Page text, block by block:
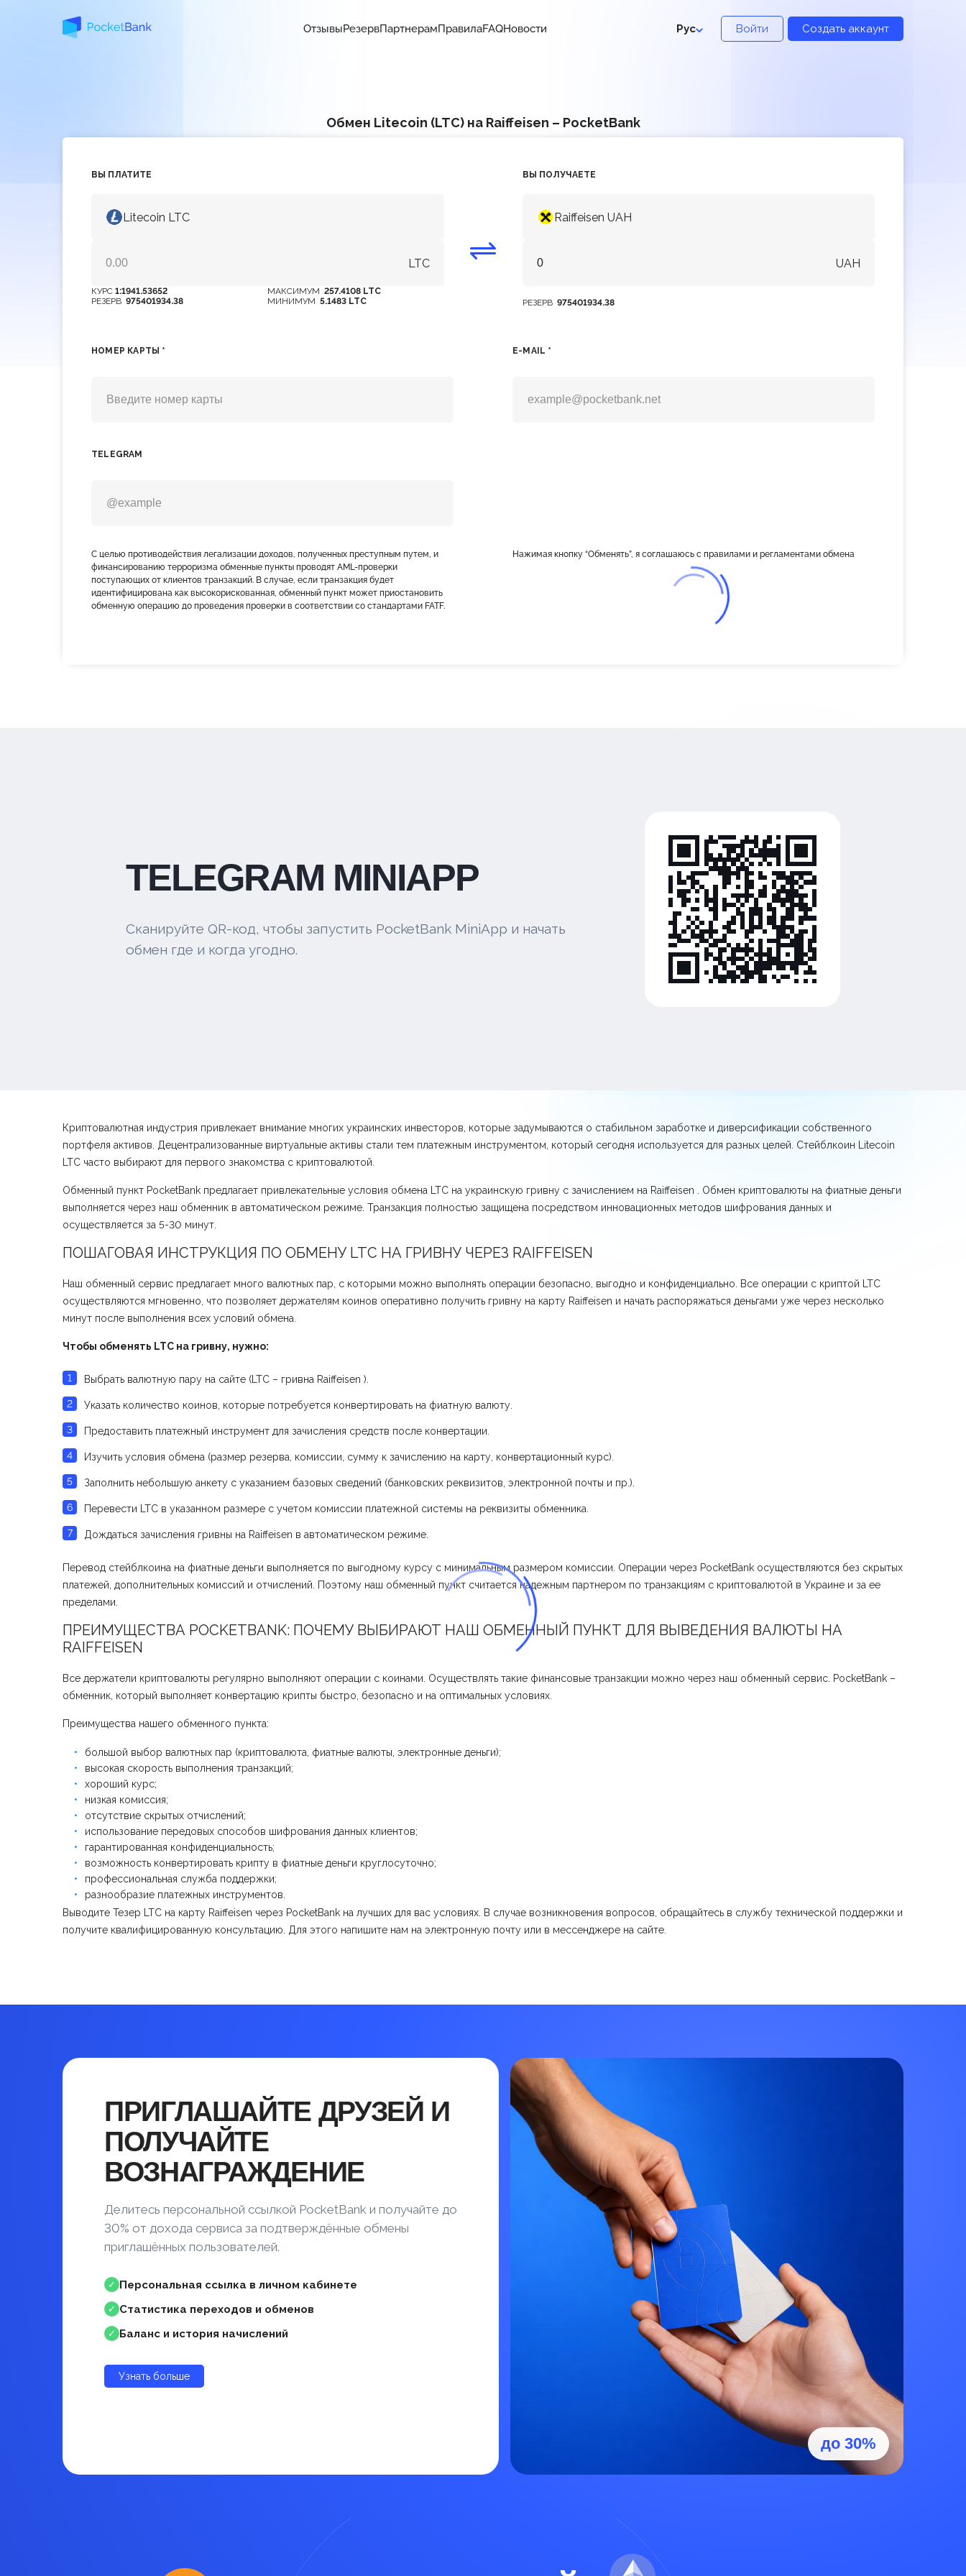
ОтзывыРезервПартнерамПравилаFAQНовости Рус Войти Создать аккаунт
Обмен Litecoin (LTC) на Raiffeisen – PocketBank
ВЫ ПЛАТИТЕ
Litecoin LTC
LTC
РЕЗЕРВ 975401934.38
КУРС 1:1941.53652
МИНИМУМ5.1483 LTC
МАКСИМУМ257.4108 LTC
ВЫ ПОЛУЧАЕТЕ
Raiffeisen UAH
UAH
РЕЗЕРВ 975401934.38
НОМЕР КАРТЫ * E-MAIL *
TELEGRAM
С целью противодействия легализации доходов, полученных преступным путем, и
финансированию терроризма обменные пункты проводят AML-проверки
поступающих от клиентов транзакций. В случае, если транзакция будет
идентифицирована как высокорискованная, обменный пункт может приостановить
обменную операцию до проведения проверки в соответствии со стандартами FATF.
Нажимая кнопку “Обменять”, я соглашаюсь с правилами и регламентами обмена
TELEGRAM MINIAPP
Сканируйте QR-код, чтобы запустить PocketBank MiniApp и начать
обмен где и когда угодно.
Криптовалютная индустрия привлекает внимание многих украинских инвесторов, которые задумываются о стабильном заработке и диверсификации собственного
портфеля активов. Децентрализованные виртуальные активы стали тем платежным инструментом, который сегодня используется для разных целей. Стейблкоин Litecoin
LTC часто выбирают для первого знакомства с криптовалютой.
Обменный пункт PocketBank предлагает привлекательные условия обмена LTC на украинскую гривну с зачислением на Raiffeisen . Обмен криптовалюты на фиатные деньги
выполняется через наш обменник в автоматическом режиме. Транзакция полностью защищена посредством инновационных методов шифрования данных и
осуществляется за 5-30 минут.
ПОШАГОВАЯ ИНСТРУКЦИЯ ПО ОБМЕНУ LTC НА ГРИВНУ ЧЕРЕЗ RAIFFEISEN
Наш обменный сервис предлагает много валютных пар, с которыми можно выполнять операции безопасно, выгодно и конфиденциально. Все операции с криптой LTC
осуществляются мгновенно, что позволяет держателям коинов оперативно получить гривну на карту Raiffeisen и начать распоряжаться деньгами уже через несколько
минут после выполнения всех условий обмена.
Чтобы обменять LTC на гривну, нужно:
Выбрать валютную пару на сайте (LTC – гривна Raiffeisen ).
Указать количество коинов, которые потребуется конвертировать на фиатную валюту.
Предоставить платежный инструмент для зачисления средств после конвертации.
Изучить условия обмена (размер резерва, комиссии, сумму к зачислению на карту, конвертационный курс).
Заполнить небольшую анкету с указанием базовых сведений (банковских реквизитов, электронной почты и пр.).
Перевести LTC в указанном размере с учетом комиссии платежной системы на реквизиты обменника.
Дождаться зачисления гривны на Raiffeisen в автоматическом режиме.
Перевод стейблкоина на фиатные деньги выполняется по выгодному курсу с минимальным размером комиссии. Операции через PocketBank осуществляются без скрытых
платежей, дополнительных комиссий и отчислений. Поэтому наш обменный пункт считается надежным партнером по транзакциям с криптовалютой в Украине и за ее
пределами.
ПРЕИМУЩЕСТВА POCKETBANK: ПОЧЕМУ ВЫБИРАЮТ НАШ ОБМЕННЫЙ ПУНКТ ДЛЯ ВЫВЕДЕНИЯ ВАЛЮТЫ НА
RAIFFEISEN
Все держатели криптовалюты регулярно выполняют операции с коинами. Осуществлять такие финансовые транзакции можно через наш обменный сервис. PocketBank –
обменник, который выполняет конвертацию крипты быстро, безопасно и на оптимальных условиях.
Преимущества нашего обменного пункта:
большой выбор валютных пар (криптовалюта, фиатные валюты, электронные деньги);
высокая скорость выполнения транзакций;
хороший курс;
низкая комиссия;
отсутствие скрытых отчислений;
использование передовых способов шифрования данных клиентов;
гарантированная конфиденциальность;
возможность конвертировать крипту в фиатные деньги круглосуточно;
профессиональная служба поддержки;
разнообразие платежных инструментов.
Выводите Тезер LTC на карту Raiffeisen через PocketBank на лучших для вас условиях. В случае возникновения вопросов, обращайтесь в службу технической поддержки и
получите квалифицированную консультацию. Для этого напишите нам на электронную почту или в мессенджере на сайте.
ПРИГЛАШАЙТЕ ДРУЗЕЙ И
ПОЛУЧАЙТЕ
ВОЗНАГРАЖДЕНИЕ
Делитесь персональной ссылкой PocketBank и получайте до
30% от дохода сервиса за подтверждённые обмены
приглашённых пользователей.
✓ Персональная ссылка в личном кабинете
✓ Статистика переходов и обменов
✓ Баланс и история начислений
Узнать больше
до 30%